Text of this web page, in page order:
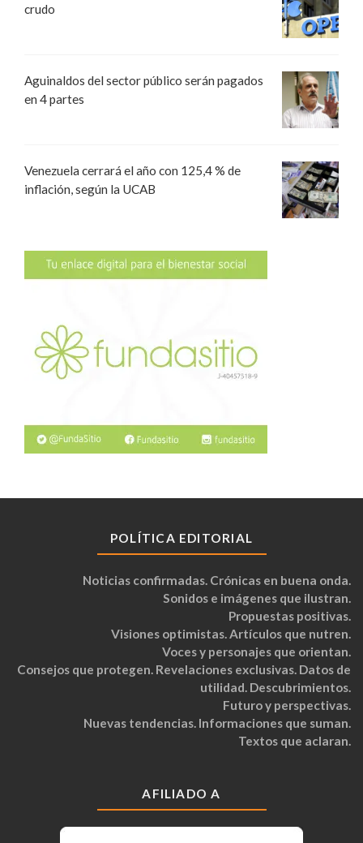
crudo
Aguinaldos del sector público serán pagados
en 4 partes
Venezuela cerrará el año con 125,4 % de
inflación, según la UCAB
POLÍTICA EDITORIAL
Noticias confirmadas. Crónicas en buena onda.
Sonidos e imágenes que ilustran.
Propuestas positivas.
Visiones optimistas. Artículos que nutren.
Voces y personajes que orientan.
Consejos que protegen. Revelaciones exclusivas. Datos de
utilidad. Descubrimientos.
Futuro y perspectivas.
Nuevas tendencias. Informaciones que suman.
Textos que aclaran.
AFILIADO A